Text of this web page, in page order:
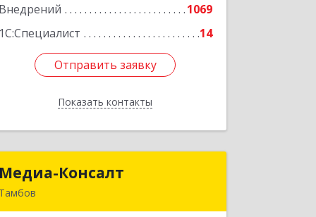
Внедрений
1069
1С:Специалист
14
Отправить заявку
Показать контакты
Подробнее
Отправить заявку
Назад
Медиа-Консалт
Тамбов
Медиа-Консалт